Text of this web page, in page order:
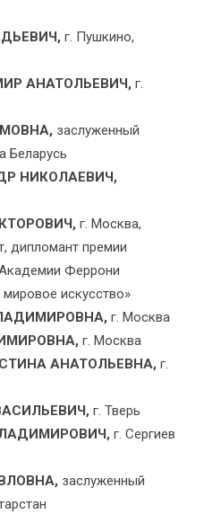
г. Пушкино,
АНАТОЛЬЕВИЧ, г.
заслуженный
Беларусь
НИКОЛАЕВИЧ,
г. Москва,
дипломант премии
Феррони
искусство»
г. Москва
г. Москва
АНАТОЛЬЕВНА, г.
г. Тверь
г. Сергиев
заслуженный